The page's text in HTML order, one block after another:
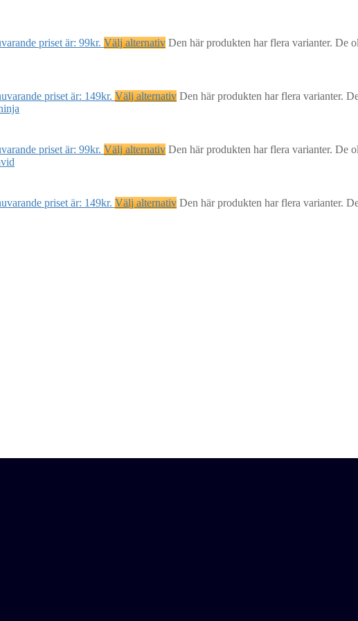
priset är: 99kr. Välj alternativ Den här produkten har flera varianter. De
priset är: 149kr. Välj alternativ Den här produkten har flera varianter.
priset är: 99kr. Välj alternativ Den här produkten har flera varianter. De
priset är: 149kr. Välj alternativ Den här produkten har flera varianter.